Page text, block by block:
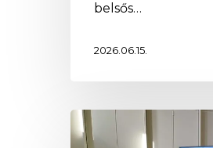
belsős…
2026.06.15.
International
Congress